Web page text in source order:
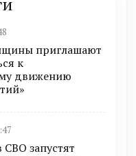
приглашают
к
движению
СВО запустят